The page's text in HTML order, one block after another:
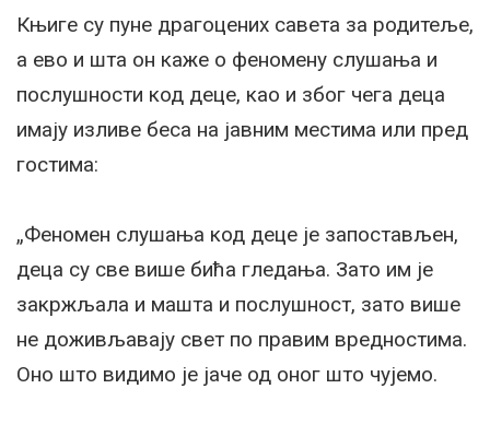
Књиге су пуне драгоцених савета за родитеље,
а ево и шта он каже о феномену слушања и
послушности код деце, као и због чега деца
имају изливе беса на јавним местима или пред
гостима:
„Феномен слушања код деце је запостављен,
деца су све више бића гледања. Зато им је
закржљала и машта и послушност, зато више
не доживљавају свет по правим вредностима.
Оно што видимо је јаче од оног што чујемо.